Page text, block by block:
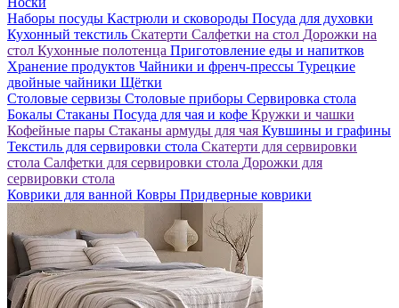
Наборы посуды Кастрюли и сковороды Посуда для духовки
Кухонный текстиль Скатерти Салфетки на стол Дорожки на
стол Кухонные полотенца Приготовление еды и напитков
Хранение продуктов Чайники и френч-прессы Турецкие
двойные чайники Щётки
Столовые сервизы Столовые приборы Сервировка стола
Бокалы Стаканы Посуда для чая и кофе Кружки и чашки
Кофейные пары Стаканы армуды для чая Кувшины и графины
Текстиль для сервировки стола Скатерти для сервировки
стола Салфетки для сервировки стола Дорожки для
сервировки стола
Коврики для ванной Ковры Придверные коврики